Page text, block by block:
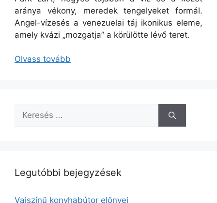
aránya vékony, meredek tengelyeket formál.
Angel-vízesés a venezuelai táj ikonikus eleme,
amely kvázi „mozgatja” a körülötte lévő teret.
Olvass tovább
Keresés:
Legutóbbi bejegyzések
Vajszínű konyhabútor előnyei